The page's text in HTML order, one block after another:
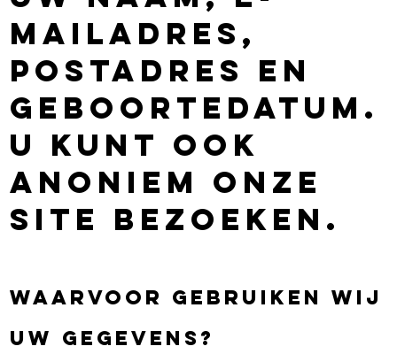
mailadres,
postadres en
geboortedatum.
U kunt ook
anoniem onze
site bezoeken.
Waarvoor gebruiken wij
uw gegevens?